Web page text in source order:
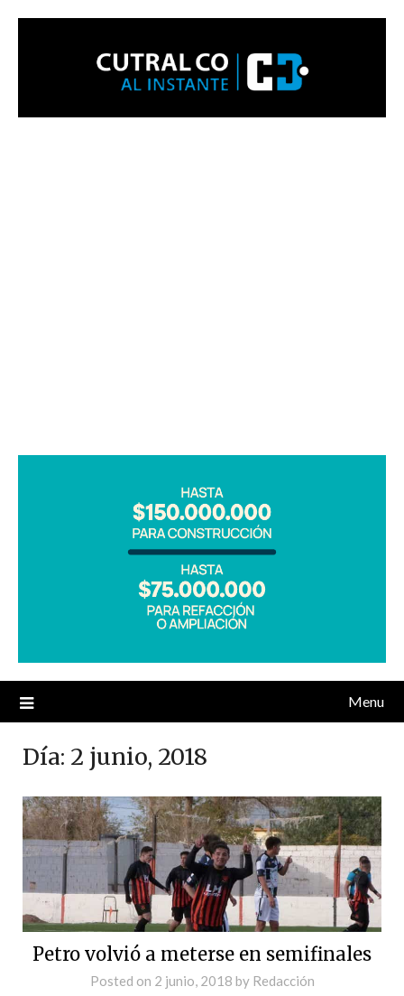
Menu
Día: 2 junio, 2018
Petro volvió a meterse en semifinales
Posted on 2 junio, 2018 by Redacción